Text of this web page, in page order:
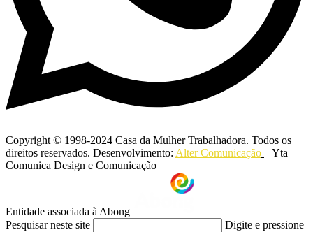
Copyright © 1998-2024 Casa da Mulher Trabalhadora. Todos os
direitos reservados. Desenvolvimento: Alter Comunicação – Yta
Comunica Design e Comunicação
Entidade associada à Abong
Pesquisar neste site
Digite e pressione